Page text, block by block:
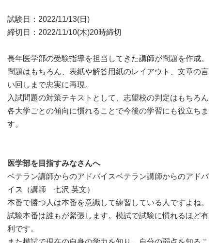
試験日：2022/11/13(日)
締切日：2022/11/10(木)20時締切
長年医学部の受験指導を担当してきた講師が問題を作成。
問題はもちろん、表紙や解答用紙のレイアウト、文章の言
い回しまで忠実に再現。
入試問題の対策テキストとして、志望校の判定はもちろん
各大学ごとの傾向に慣れることで今後の学習にも役立ちま
す。
医学部を目指すみなさんへ
ベテラン講師からのアドバイスベテラン講師からのアドバ
イス（講師 七沢 英文）
本番で勝つ人は本番を意識して練習している人ですよね。
試験本番は誰もが緊張します。模試で試験に慣れるほど有
利です。